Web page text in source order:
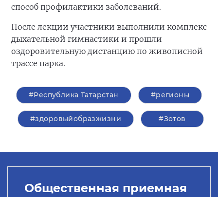
способ профилактики заболеваний.
После лекции участники выполнили комплекс
дыхательной гимнастики и прошли
оздоровительную дистанцию по живописной
трассе парка.
#Республика Татарстан #регионы
#здоровыйобразжизни #Зотов
Общественная приемная